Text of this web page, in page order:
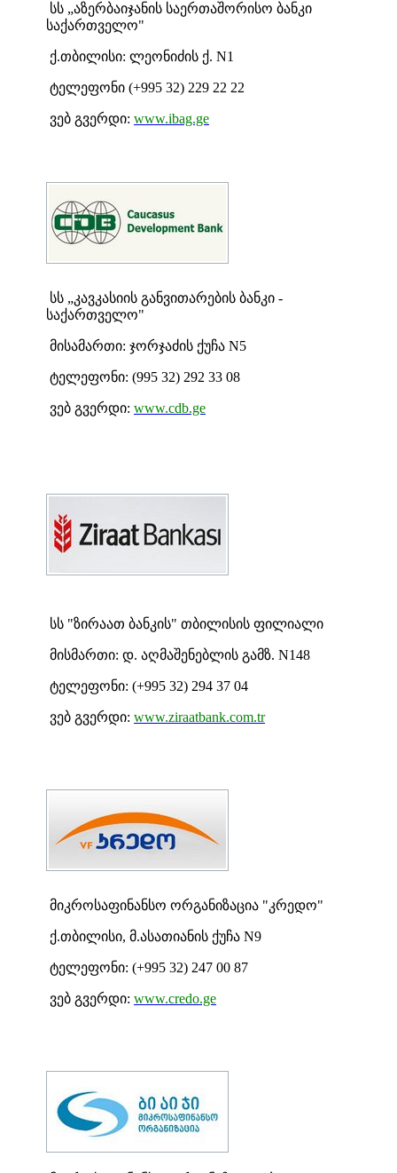
სს „აზერბაიჯანის საერთაშორისო ბანკი
საქართველო"
ქ.თბილისი: ლეონიძის ქ. N1
ტელეფონი (+995 32) 229 22 22
ვებ გვერდი: www.ibag.ge
სს „კავკასიის განვითარების ბანკი -
საქართველო"
მისამართი: ჯორჯაძის ქუჩა N5
ტელეფონი: (995 32) 292 33 08
ვებ გვერდი: www.cdb.ge
სს "ზირაათ ბანკის" თბილისის ფილიალი
მისმართი: დ. აღმაშენებლის გამზ. N148
ტელეფონი: (+995 32) 294 37 04
ვებ გვერდი: www.ziraatbank.com.tr
მიკროსაფინანსო ორგანიზაცია "კრედო"
ქ.თბილისი, მ.ასათიანის ქუჩა N9
ტელეფონი: (+995 32) 247 00 87
ვებ გვერდი: www.credo.ge